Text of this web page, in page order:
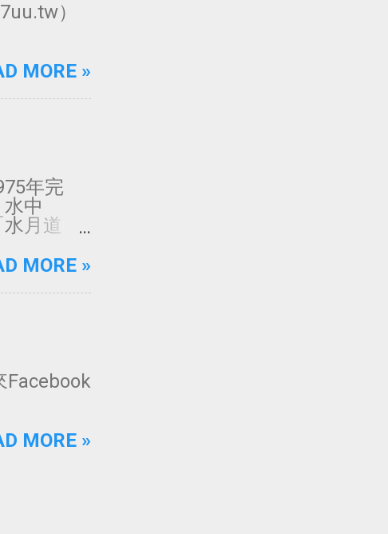
）
MORE »
年完
中
月道
用的工
2020年
教聖地
5 日 上
月 月
MORE »
MORE »